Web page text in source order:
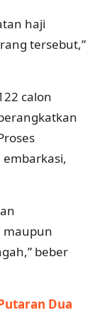
haji
tersebut,”
calon
maupun
beber
Dua